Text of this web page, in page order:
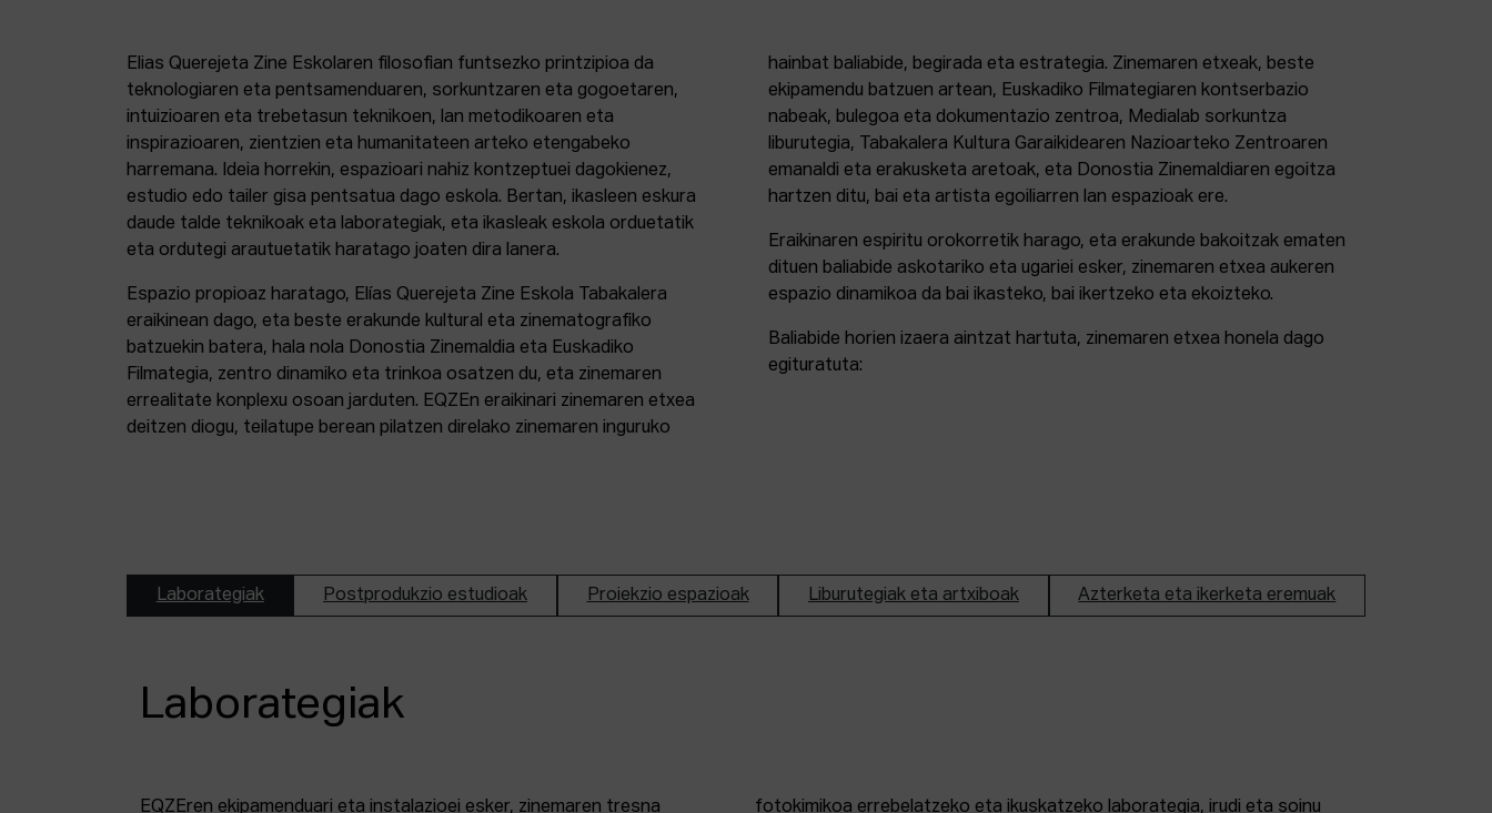
Elias Querejeta Zine Eskolaren filosofian funtsezko printzipioa da
teknologiaren eta pentsamenduaren, sorkuntzaren eta gogoetaren,
intuizioaren eta trebetasun teknikoen, lan metodikoaren eta
inspirazioaren, zientzien eta humanitateen arteko etengabeko
harremana. Ideia horrekin, espazioari nahiz kontzeptuei dagokienez,
estudio edo tailer gisa pentsatua dago eskola. Bertan, ikasleen eskura
daude talde teknikoak eta laborategiak, eta ikasleak eskola orduetatik
eta ordutegi arautuetatik haratago joaten dira lanera.
Espazio propioaz haratago, Elías Querejeta Zine Eskola Tabakalera
eraikinean dago, eta beste erakunde kultural eta zinematografiko
batzuekin batera, hala nola Donostia Zinemaldia eta Euskadiko
Filmategia, zentro dinamiko eta trinkoa osatzen du, eta zinemaren
errealitate konplexu osoan jarduten. EQZEn eraikinari zinemaren etxea
deitzen diogu, teilatupe berean pilatzen direlako zinemaren inguruko
hainbat baliabide, begirada eta estrategia. Zinemaren etxeak, beste
ekipamendu batzuen artean, Euskadiko Filmategiaren kontserbazio
nabeak, bulegoa eta dokumentazio zentroa, Medialab sorkuntza
liburutegia, Tabakalera Kultura Garaikidearen Nazioarteko Zentroaren
emanaldi eta erakusketa aretoak, eta Donostia Zinemaldiaren egoitza
hartzen ditu, bai eta artista egoiliarren lan espazioak ere.
Eraikinaren espiritu orokorretik harago, eta erakunde bakoitzak ematen
dituen baliabide askotariko eta ugariei esker, zinemaren etxea aukeren
espazio dinamikoa da bai ikasteko, bai ikertzeko eta ekoizteko.
Baliabide horien izaera aintzat hartuta, zinemaren etxea honela dago
egituratuta:
Laborategiak Postprodukzio estudioak Proiekzio espazioak Liburutegiak eta artxiboak Azterketa eta ikerketa eremuak
Laborategiak
EQZEren ekipamenduari eta instalazioei esker, zinemaren tresna
fotokimikoa errebelatzeko eta ikuskatzeko laborategia, irudi eta soinu